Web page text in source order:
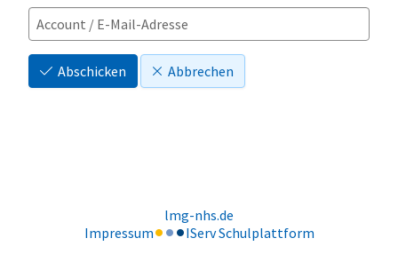
Abschicken Abbrechen
lmg-nhs.de
Impressum
IServ Schulplattform